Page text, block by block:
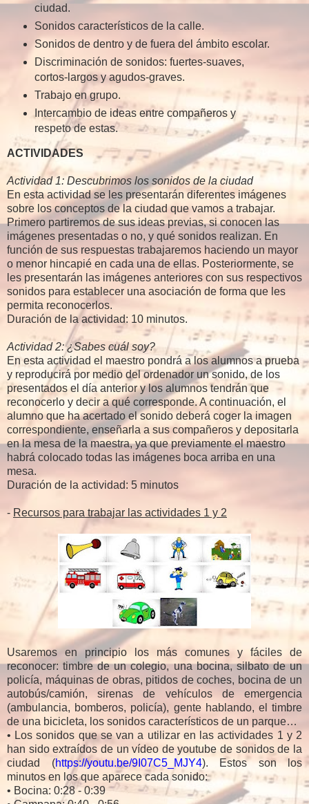
ciudad.
Sonidos característicos de la calle.
Sonidos de dentro y de fuera del ámbito escolar.
Discriminación de sonidos: fuertes-suaves,
cortos-largos y agudos-graves.
Trabajo en grupo.
Intercambio de ideas entre compañeros y
respeto de estas.
ACTIVIDADES
Actividad 1: Descubrimos los sonidos de la ciudad
En esta actividad se les presentarán diferentes imágenes
sobre los conceptos de la ciudad que vamos a trabajar.
Primero partiremos de sus ideas previas, si conocen las
imágenes presentadas o no, y qué sonidos realizan. En
función de sus respuestas trabajaremos haciendo un mayor
o menor hincapié en cada una de ellas. Posteriormente, se
les presentarán las imágenes anteriores con sus respectivos
sonidos para establecer una asociación de forma que les
permita reconocerlos.
Duración de la actividad: 10 minutos.
Actividad 2: ¿Sabes cuál soy?
En esta actividad el maestro pondrá a los alumnos a prueba
y reproducirá por medio del ordenador un sonido, de los
presentados el día anterior y los alumnos tendrán que
reconocerlo y decir a qué corresponde. A continuación, el
alumno que ha acertado el sonido deberá coger la imagen
correspondiente, enseñarla a sus compañeros y depositarla
en la mesa de la maestra, ya que previamente el maestro
habrá colocado todas las imágenes boca arriba en una
mesa.
Duración de la actividad: 5 minutos
- Recursos para trabajar las actividades 1 y 2
Usaremos en principio los más comunes y fáciles de
reconocer: timbre de un colegio, una bocina, silbato de un
policía, máquinas de obras, pitidos de coches, bocina de un
autobús/camión, sirenas de vehículos de emergencia
(ambulancia, bomberos, policía), gente hablando, el timbre
de una bicicleta, los sonidos característicos de un parque…
• Los sonidos que se van a utilizar en las actividades 1 y 2
han sido extraídos de un vídeo de youtube de sonidos de la
ciudad (https://youtu.be/9I07C5_MJY4). Estos son los
minutos en los que aparece cada sonido:
• Bocina: 0:28 - 0:39